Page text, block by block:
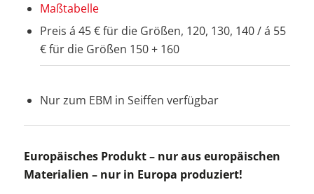
Maßtabelle
Preis á 45 € für die Größen, 120, 130, 140 / á 55
€ für die Größen 150 + 160
Nur zum EBM in Seiffen verfügbar
Europäisches Produkt – nur aus europäischen
Materialien – nur in Europa produziert!